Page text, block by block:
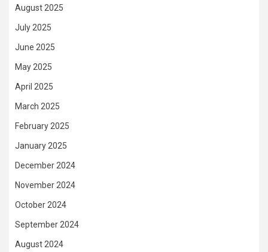
August 2025
July 2025
June 2025
May 2025
April 2025
March 2025
February 2025
January 2025
December 2024
November 2024
October 2024
September 2024
August 2024